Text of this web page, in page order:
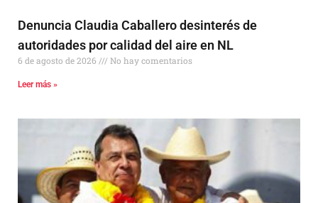
Denuncia Claudia Caballero desinterés de
autoridades por calidad del aire en NL
6 de agosto de 2026 No hay comentarios
Leer más »